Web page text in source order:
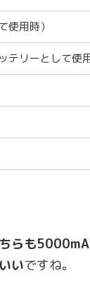
使用時）
テリーとして使用
らも
いですね。